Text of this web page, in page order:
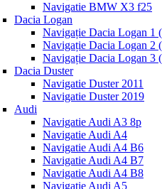
Navigatie BMW X3 f25
Dacia Logan
Navigație Dacia Logan 1
Navigație Dacia Logan 2
Navigație Dacia Logan 3
Dacia Duster
Navigatie Duster 2011
Navigatie Duster 2019
Audi
Navigatie Audi A3 8p
Navigatie Audi A4
Navigatie Audi A4 B6
Navigatie Audi A4 B7
Navigatie Audi A4 B8
Navigatie Audi A5